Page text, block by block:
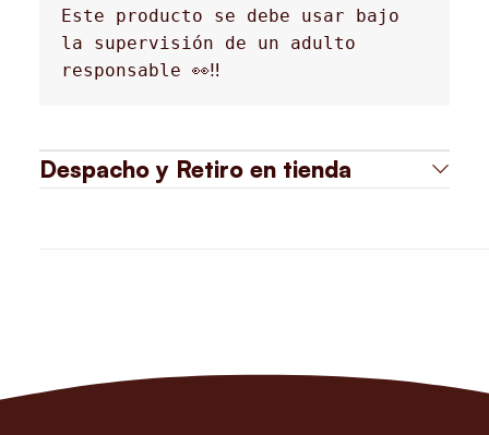
Este producto se debe usar bajo
la supervisión de un adulto
responsable 👀‼️
Despacho y Retiro en tienda